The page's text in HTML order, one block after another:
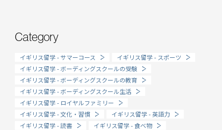
When?
年齢で選ぶ留学
How long?
期間で選ぶ留学
Category
イギリス留学 - サマーコース
イギリス留学 - スポーツ
イギリス留学 - ボーディングスクールの受験
イギリス留学 - ボーディングスクールの教育
イギリス留学 - ボーディングスクール生活
イギリス留学 - ロイヤルファミリー
イギリス留学 - 文化・習慣
イギリス留学 - 英語力
イギリス留学 - 読書
イギリス留学 - 食べ物